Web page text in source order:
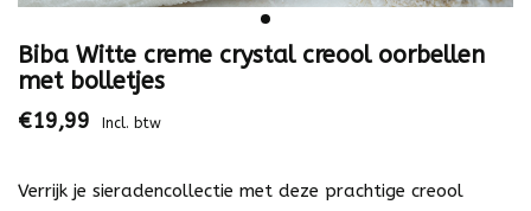
Biba Witte creme crystal creool oorbellen
met bolletjes
€19,99 Incl. btw
Verrijk je sieradencollectie met deze prachtige creool